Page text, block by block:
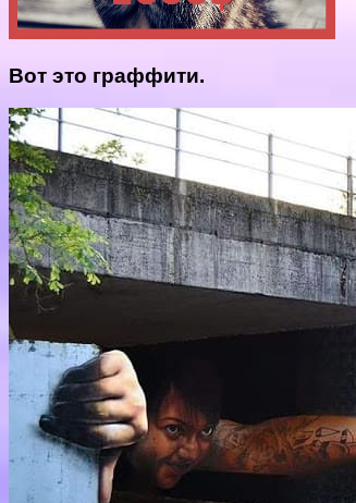
Вот это граффити.